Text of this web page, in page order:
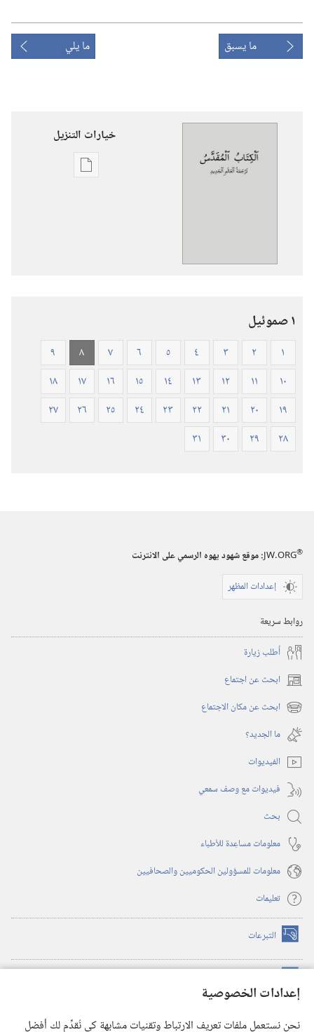
إعدادات الخصوصية
نحن نستعمل ملفات تعريف الارتباط وتقنيات مشابهة كي نُقدِّم لك أفضل
ما يسبق ما يلي
خيارات التنزيل
خيارات
(ورقي
الغلاف)
١ صموئيل
١ ٢ ٣ ٤ ٥ ٦ ٧ ٨
٩
١٠
١١ ١٢ ١٣ ١٤ ١٥ ١٦ ١٧
١٨
١٩
٢٠ ٢١ ٢٢ ٢٣ ٢٤ ٢٥ ٢٦
٢٧
٢٨
٢٩ ٣٠ ٣١
JW.ORG®
:‏ موقع شهود يهوه الرسمي على الانترنت
إعدادات المظهر
روابط سريعة
أُطلب زيارة
ابحث عن اجتماع (يفتح
نافذة ابحث عن مكان الاجتماع (يفتح
نافذة
جديدة)
ما الجديد؟‏
الفيديوات
فيديوات مع وصف سمعي
بحث
معلومات مساعِدة للأطباء
معلومات للمسؤولين الحكوميين والصحافيين
تعليمات
التبرعات (يفتح
نافذة
(يفتح
نافذة
(يفتح